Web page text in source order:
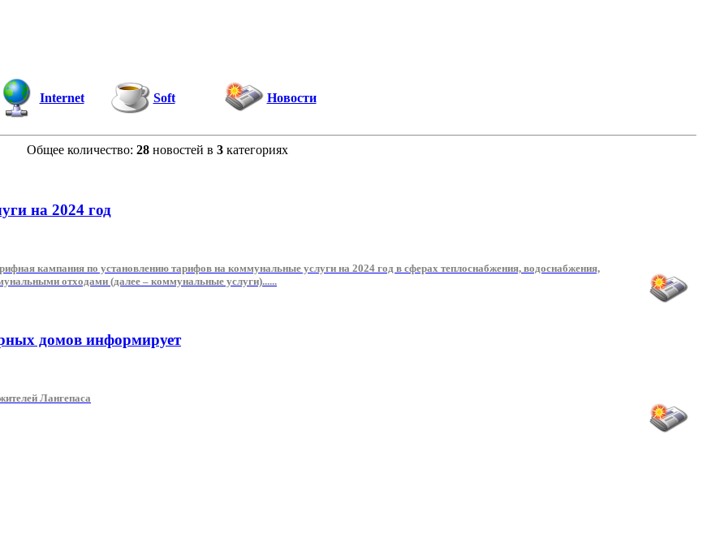
Internet Soft Новости
Общее количество: 28 новостей в 3 категориях
на 2024 год
кампания по установлению тарифов на коммунальные услуги на 2024 год в сферах теплоснабжения, водоснабжения,
отходами (далее – коммунальные услуги)......
домов информирует
Лангепаса